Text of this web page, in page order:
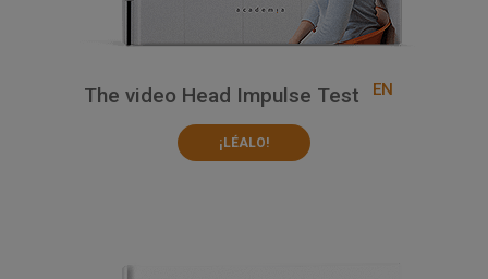
The video Head Impulse Test EN
¡LÉALO!